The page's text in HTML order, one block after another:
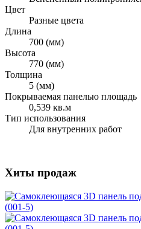
Цвет
Разные цвета
Длина
700 (мм)
Высота
770 (мм)
Толщина
5 (мм)
Покрываемая панелью площадь
0,539 кв.м
Тип использования
Для внутренних работ
Хиты продаж